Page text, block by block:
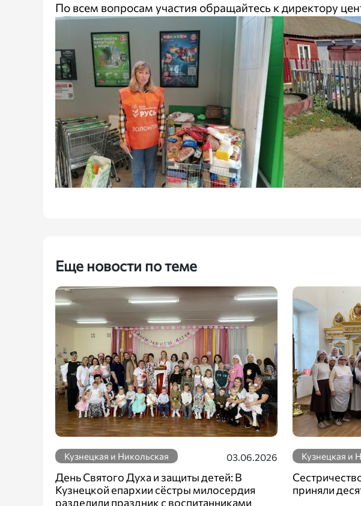
По всем вопросам участия обращайтесь к директору
Еще новости по теме
Кузнецкая и Никольская 03.06.2026
День Святого Духа и защиты детей: В
Кузнецкой епархии сёстры милосердия
разделили праздник с воспитанниками
Кузнецкая и
приняли